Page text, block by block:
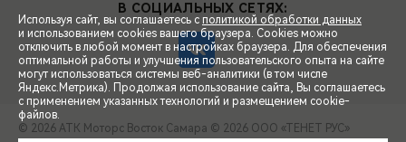
СПЕЦПРЕДЛОЖЕНИЯ
ЗАПИСЬ НА ТЕСТ-ДРАЙВ
В СОЦИАЛЬНЫХ СЕТЯХ:
© 2026 АТК Моторс Восток Самара © 2026 ООО «ТЕНЕТ РУС»
Используя сайт, вы соглашаетесь с политикой обработки данных
и использованием cookies вашего браузера. Cookies можно
отключить в любой момент в настройках браузера. Для обеспечения
оптимальной работы и улучшения пользовательского опыта на сайте
могут использоваться системы веб-аналитики (в том числе
Яндекс.Метрика). Продолжая использование сайта, Вы соглашаетесь
с применением указанных технологий и размещением cookie-
файлов.